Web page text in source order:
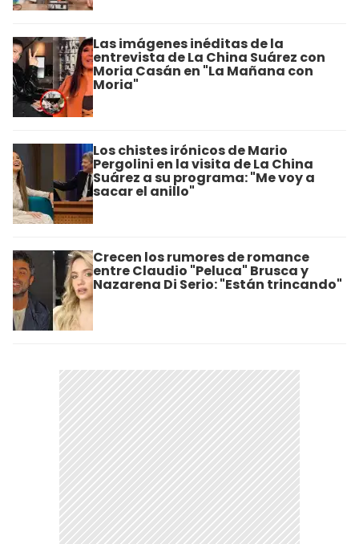
Las imágenes inéditas de la
entrevista de La China Suárez con
Moria Casán en "La Mañana con
Moria"
Los chistes irónicos de Mario
Pergolini en la visita de La China
Suárez a su programa: "Me voy a
sacar el anillo"
Crecen los rumores de romance
entre Claudio "Peluca" Brusca y
Nazarena Di Serio: "Están trincando"